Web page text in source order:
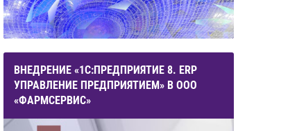
ВНЕДРЕНИЕ «1С:ПРЕДПРИЯТИЕ 8. ERP
УПРАВЛЕНИЕ ПРЕДПРИЯТИЕМ» В ООО
«ФАРМСЕРВИС»